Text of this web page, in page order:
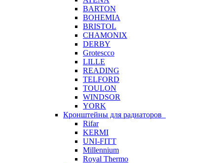
BARTON
BOHEMIA
BRISTOL
CHAMONIX
DERBY
Grotescco
LILLE
READING
TELFORD
TOULON
WINDSOR
YORK
Кронштейны для радиаторов
Rifar
KERMI
UNI-FITT
Millennium
Royal Thermo